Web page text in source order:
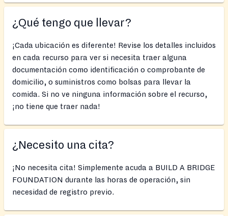
¿Qué tengo que llevar?
¡Cada ubicación es diferente! Revise los detalles incluidos
en cada recurso para ver si necesita traer alguna
documentación como identificación o comprobante de
domicilio, o suministros como bolsas para llevar la
comida. Si no ve ninguna información sobre el recurso,
¡no tiene que traer nada!
¿Necesito una cita?
¡No necesita cita! Simplemente acuda a BUILD A BRIDGE
FOUNDATION durante las horas de operación, sin
necesidad de registro previo.